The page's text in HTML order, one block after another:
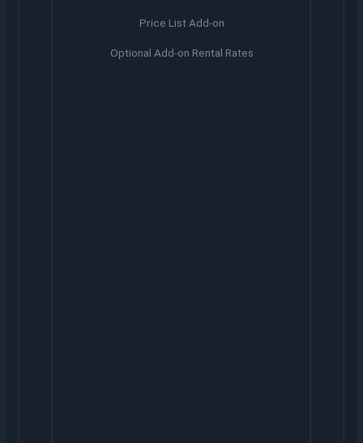
Price List Add-on
Optional Add-on Rental Rates